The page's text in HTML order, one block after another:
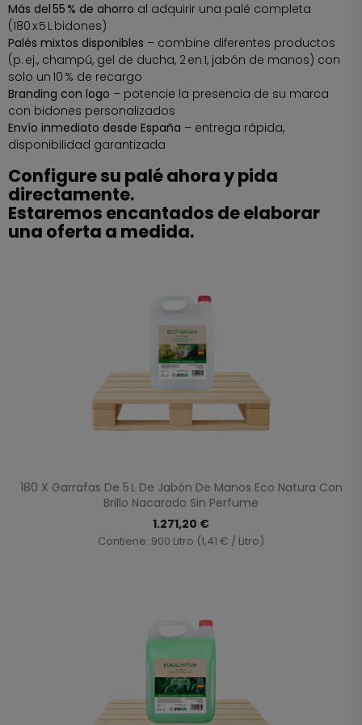
Más del 55 % de ahorro al adquirir una palé completa
(180 x 5 L bidones)
Palés mixtos disponibles – combine diferentes productos
(p. ej., champú, gel de ducha, 2 en 1, jabón de manos) con
solo un 10 % de recargo
Branding con logo – potencie la presencia de su marca
con bidones personalizados
Envío inmediato desde España – entrega rápida,
disponibilidad garantizada
Configure su palé ahora y pida
directamente.
Estaremos encantados de elaborar
una oferta a medida.
180 X Garrafas De 5 L De Jabón De Manos Eco Natura Con
Brillo Nacarado Sin Perfume
1.271,20 €
Contiene: 900 Litro (1,41 € / Litro)